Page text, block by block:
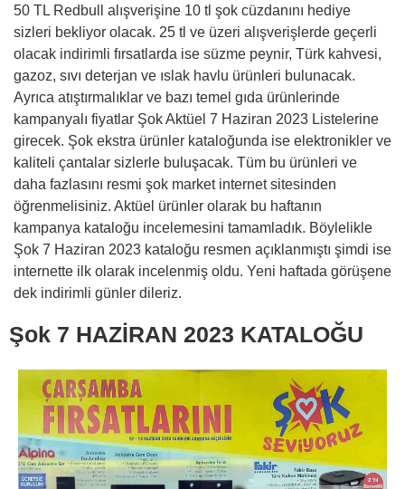
50 TL Redbull alışverişine 10 tl şok cüzdanını hediye
sizleri bekliyor olacak. 25 tl ve üzeri alışverişlerde geçerli
olacak indirimli fırsatlarda ise süzme peynir, Türk kahvesi,
gazoz, sıvı deterjan ve ıslak havlu ürünleri bulunacak.
Ayrıca atıştırmalıklar ve bazı temel gıda ürünlerinde
kampanyalı fiyatlar Şok Aktüel 7 Haziran 2023 Listelerine
girecek. Şok ekstra ürünler kataloğunda ise elektronikler ve
kaliteli çantalar sizlerle buluşacak. Tüm bu ürünleri ve
daha fazlasını resmi şok market internet sitesinden
öğrenmelisiniz. Aktüel ürünler olarak bu haftanın
kampanya kataloğu incelemesini tamamladık. Böylelikle
Şok 7 Haziran 2023 kataloğu resmen açıklanmıştı şimdi ise
internette ilk olarak incelenmiş oldu. Yeni haftada görüşene
dek indirimli günler dileriz.
Şok 7 HAZİRAN 2023 KATALOĞU